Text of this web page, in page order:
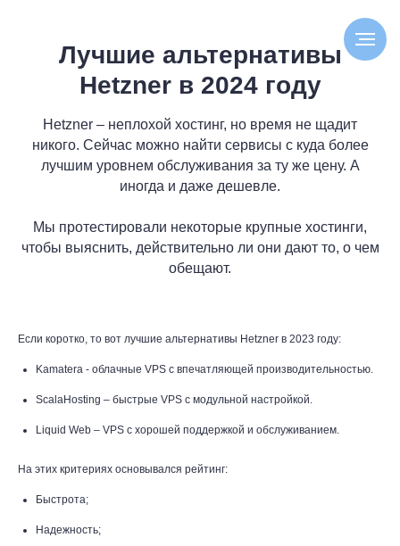
Лучшие альтернативы
Hetzner в 2024 году
Hetzner – неплохой хостинг, но время не щадит
никого. Сейчас можно найти сервисы с куда более
лучшим уровнем обслуживания за ту же цену. А
иногда и даже дешевле.
Мы протестировали некоторые крупные хостинги,
чтобы выяснить, действительно ли они дают то, о чем
обещают.
Если коротко, то вот лучшие альтернативы Hetzner в 2023 году:
Kamatera - облачные VPS с впечатляющей производительностью.
ScalaHosting – быстрые VPS с модульной настройкой.
Liquid Web – VPS с хорошей поддержкой и обслуживанием.
На этих критериях основывался рейтинг:
Быстрота;
Надежность;